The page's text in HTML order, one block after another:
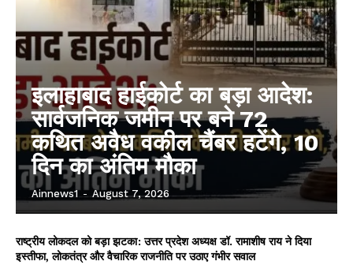
इलाहाबाद हाईकोर्ट का बड़ा आदेश:
सार्वजनिक जमीन पर बने 72
कथित अवैध वकील चैंबर हटेंगे, 10
दिन का अंतिम मौका
Ainnews1 - August 7, 2026
राष्ट्रीय लोकदल को बड़ा झटका: उत्तर प्रदेश अध्यक्ष डॉ. रामाशीष राय ने दिया
इस्तीफा, लोकतंत्र और वैचारिक राजनीति पर उठाए गंभीर सवाल